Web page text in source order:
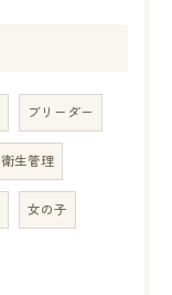
ブリーダー
衛生管理
女の子